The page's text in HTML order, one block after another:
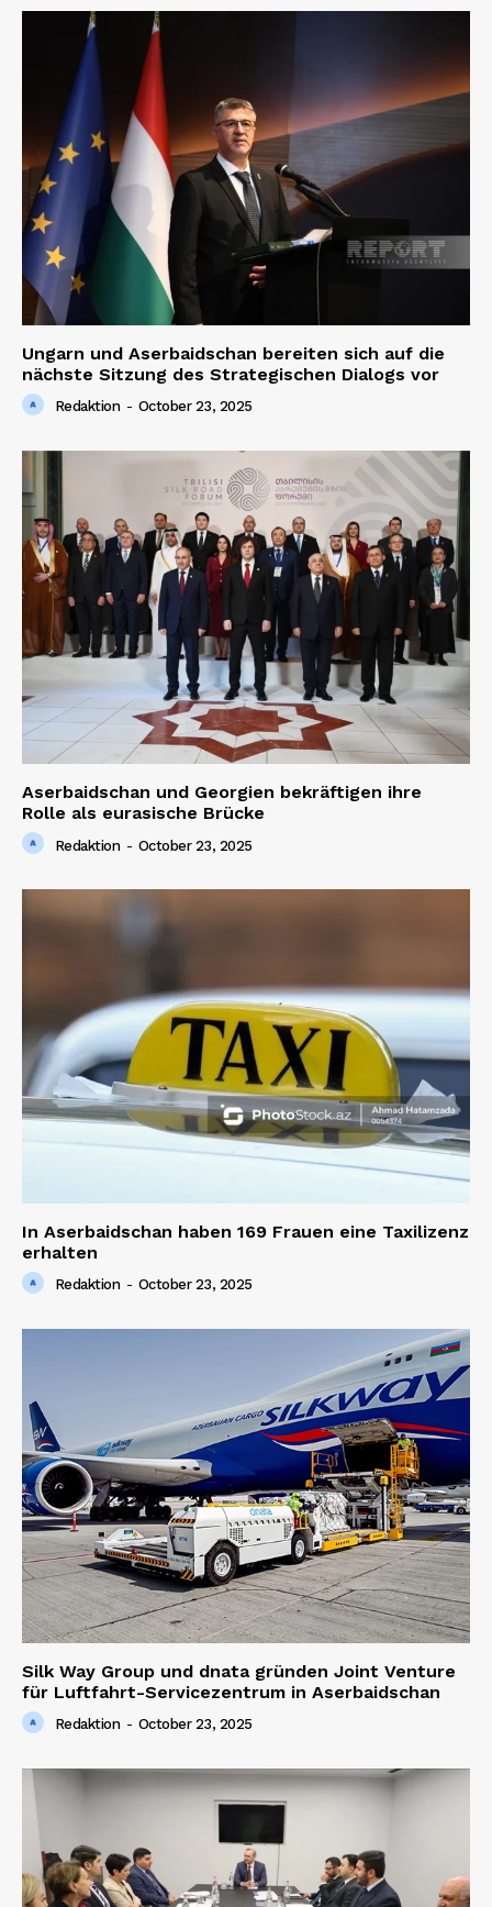
Ungarn und Aserbaidschan bereiten sich auf die
nächste Sitzung des Strategischen Dialogs vor
Redaktion - October 23, 2025
Aserbaidschan und Georgien bekräftigen ihre
Rolle als eurasische Brücke
Redaktion - October 23, 2025
In Aserbaidschan haben 169 Frauen eine Taxilizenz
erhalten
Redaktion - October 23, 2025
Silk Way Group und dnata gründen Joint Venture
für Luftfahrt-Servicezentrum in Aserbaidschan
Redaktion - October 23, 2025